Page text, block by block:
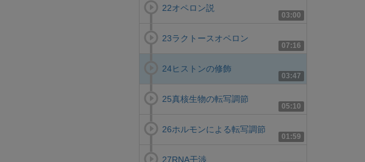
03:00
22オペロン説
07:16
23ラクトースオペロン
03:47
24ヒストンの修飾
05:10
25真核生物の転写調節
01:59
26ホルモンによる転写調節
27RNA干渉